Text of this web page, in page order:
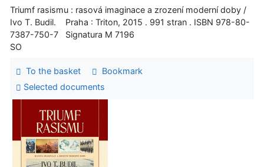
Triumf rasismu : rasová imaginace a zrození moderní doby /
Ivo T. Budil. Praha : Triton, 2015 . 991 stran . ISBN 978-80-
7387-750-7 Signatura M 7196
SO
To the basket
Bookmark
Selected documents